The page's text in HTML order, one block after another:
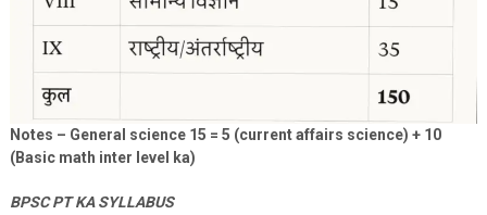
Notes – General science 15 = 5 (current affairs science) + 10
(Basic math inter level ka)
BPSC PT KA SYLLABUS